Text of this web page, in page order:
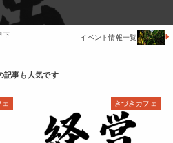
下
イベント情報一覧
きづきカフェ